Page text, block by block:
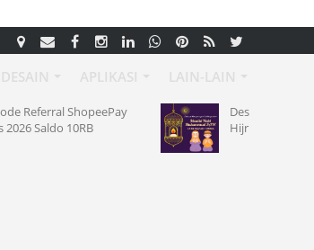
Desain Poster Maulid Nabi 1448
Hijriah Terbaru 2026